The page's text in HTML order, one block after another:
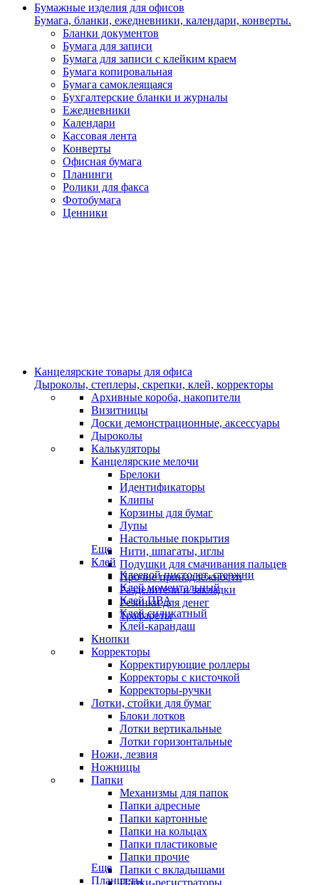
Бумажные изделия для офисов
Бумага, бланки, ежедневники, календари, конверты.
Бланки документов
Бумага для записи
Бумага для записи с клейким краем
Бумага копировальная
Бумага самоклеящаяся
Бухгалтерские бланки и журналы
Ежедневники
Календари
Кассовая лента
Конверты
Офисная бумага
Планинги
Ролики для факса
Фотобумага
Ценники
Канцелярские товары для офиса
Дыроколы, степлеры, скрепки, клей, корректоры
Архивные короба, накопители
Визитницы
Доски демонстрационные, аксессуары
Дыроколы
Калькуляторы
Канцелярские мелочи
Брелоки
Идентификаторы
Клипы
Корзины для бумаг
Лупы
Настольные покрытия
Нити, шпагаты, иглы
Подушки для смачивания пальцев
Прочие принадлежности
Разделители и закладки
Резинки для денег
Трафареты
Еще
Клей
Клеевой пистолет, стержни
Клей моментальный
Клей ПВА
Клей силикатный
Клей-карандаш
Кнопки
Корректоры
Корректирующие роллеры
Корректоры с кисточкой
Корректоры-ручки
Лотки, стойки для бумаг
Блоки лотков
Лотки вертикальные
Лотки горизонтальные
Ножи, лезвия
Ножницы
Папки
Механизмы для папок
Папки адресные
Папки картонные
Папки на кольцах
Папки пластиковые
Папки прочие
Папки с вкладышами
Папки-регистраторы
Еще
Планшеты